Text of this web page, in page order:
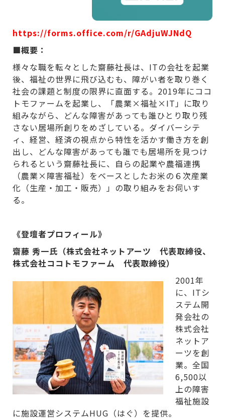
https://forms.office.com/r/GAdjuWJNdQ
■概要：
様々な職を転々とした齋藤社長は、ITの会社を起業
後、福祉の世界に飛び込むも、障がい者を取り巻く
社会の課題と制度の限界に直面する。2019年にココ
トモファームを起業し、「農業×福祉×IT」に取り
組みながら、どんな障害があっても誰ひとり取り残
さない居場所創りをめざしている。ダイバーシテ
ィ、経営、経済の視点から特性を活かす働き方を創
出し、どんな障害があっても誰でも居場所を見つけ
られるという齋藤社長に、自らの起業や農福連携
（農業×障害福祉）をベースとしたお米の６次産業
化（生産・加工・販売）」の取り組みをお伺いす
る。
《登壇者プロフィール》
齋藤 秀一氏（株式会社ネットアーツ 代表取締役、
株式会社ココトモファーム 代表取締役）
2001年
に、ITシ
ステム開
発会社の
株式会社
ネットア
ーツを創
業。全国
6,500以
上の障害
福祉施設
に施設運営システムHUG（はぐ）を提供。